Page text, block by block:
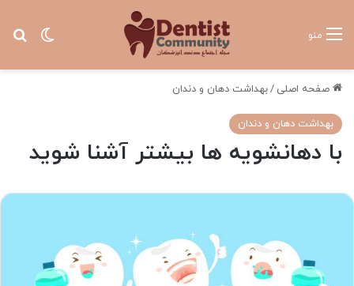
تغییر منو
صفحه اصلی /بهداشت دهان و دندان
بهداشت دهان و دندان
با دهانشویه ها بیشتر آشنا شوید